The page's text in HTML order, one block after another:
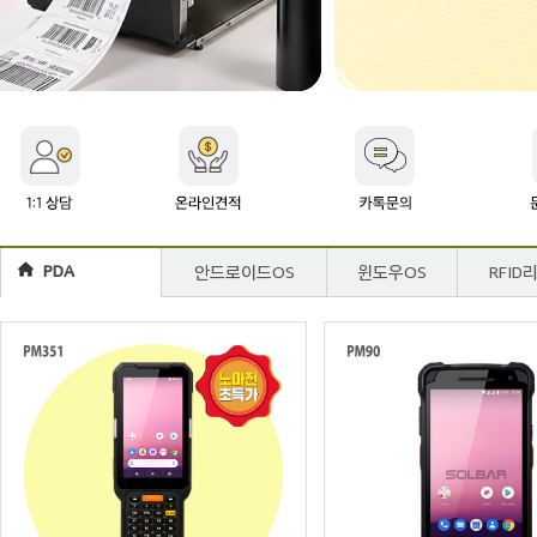
PDA 안드로이드OS 윈도우OS RFID